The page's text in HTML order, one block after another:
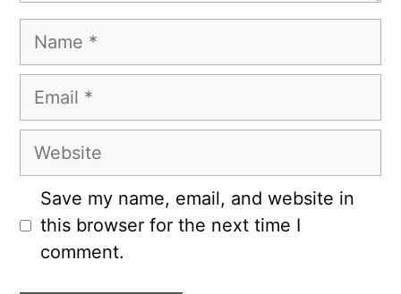
Name
Email
Website
Save my name, email, and website in
this browser for the next time I
comment.